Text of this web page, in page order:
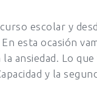
escolar y
esta ocasión
ansiedad. Lo
y la